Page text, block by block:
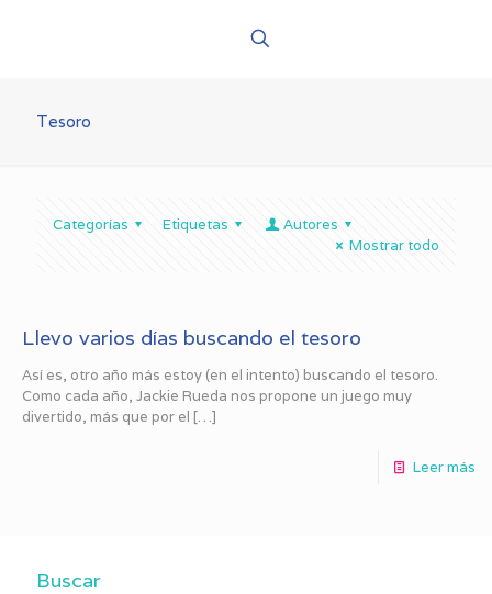
Tesoro
Categorías Etiquetas
Autores
Mostrar todo
Llevo varios días buscando el tesoro
Así es, otro año más estoy (en el intento) buscando el tesoro.
Como cada año, Jackie Rueda nos propone un juego muy
divertido, más que por el […]
Leer más
Buscar